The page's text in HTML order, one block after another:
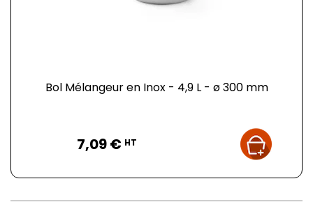
Bol Mélangeur en Inox - 4,9 L - ø 300 mm
7,09 € HT